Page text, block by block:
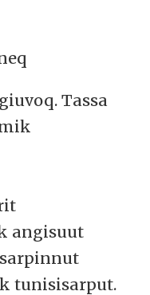
Tassa
angisuut
tunisisarput.